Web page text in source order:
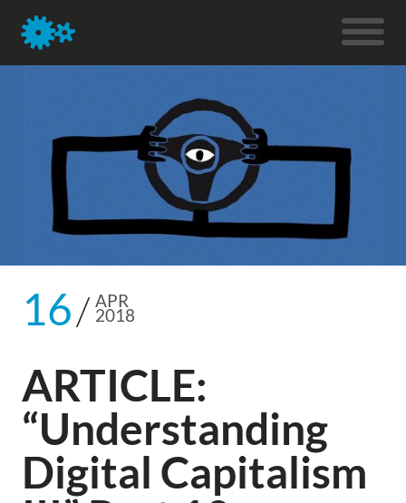
16 APR
2018
ARTICLE:
“Understanding
Digital Capitalism